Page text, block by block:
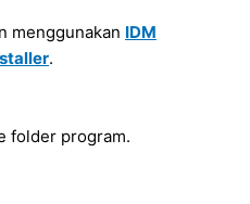
menggunakan IDM
.
folder program.